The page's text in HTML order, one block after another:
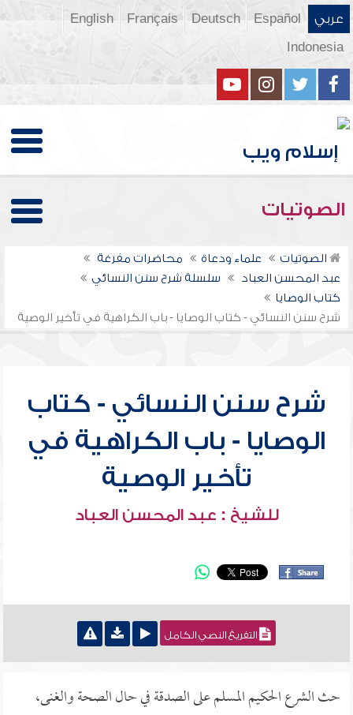
عربي Español
Deutsch
Français
English
Indonesia
الصوتيات
الصوتيات علماء ودعاة
محاضرات مفرغة
عبد المحسن العباد
سلسلة شرح سنن النسائي
كتاب الوصايا
شرح سنن النسائي - كتاب الوصايا - باب الكراهية في تأخير الوصية
شرح سنن النسائي - كتاب
الوصايا - باب الكراهية في
تأخير الوصية
للشيخ : عبد المحسن العباد
التفريغ النصي الكامل
حث الشرع الحكيم المسلم على الصدقة في حال الصحة والغنى،